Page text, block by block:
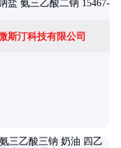
斯汀科技有限公司